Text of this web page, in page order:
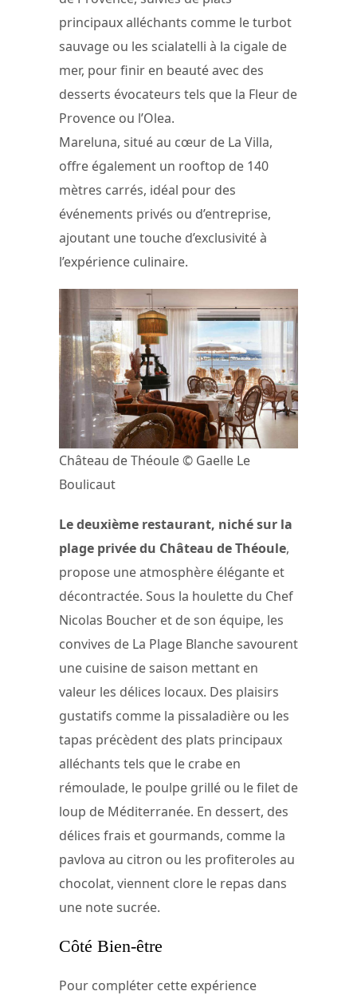
principaux alléchants comme le turbot
sauvage ou les scialatelli à la cigale de
mer, pour finir en beauté avec des
desserts évocateurs tels que la Fleur de
Provence ou l’Olea.
Mareluna, situé au cœur de La Villa,
offre également un rooftop de 140
mètres carrés, idéal pour des
événements privés ou d’entreprise,
ajoutant une touche d’exclusivité à
l’expérience culinaire.
Château de Théoule © Gaelle Le
Boulicaut
Le deuxième restaurant, niché sur la
plage privée du Château de Théoule,
propose une atmosphère élégante et
décontractée. Sous la houlette du Chef
Nicolas Boucher et de son équipe, les
convives de La Plage Blanche savourent
une cuisine de saison mettant en
valeur les délices locaux. Des plaisirs
gustatifs comme la pissaladière ou les
tapas précèdent des plats principaux
alléchants tels que le crabe en
rémoulade, le poulpe grillé ou le filet de
loup de Méditerranée. En dessert, des
délices frais et gourmands, comme la
pavlova au citron ou les profiteroles au
chocolat, viennent clore le repas dans
une note sucrée.
Côté Bien-être
Pour compléter cette expérience